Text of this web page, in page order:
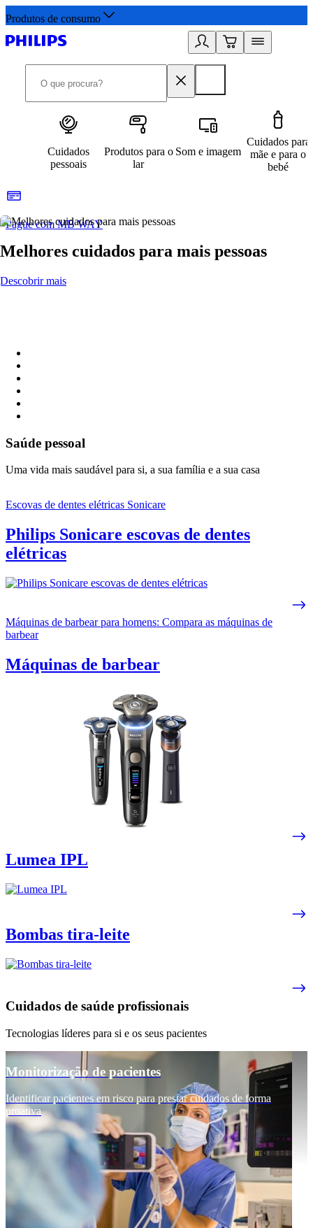
Produtos de consumo
Cuidados
pessoais
Produtos para o
lar
Som e imagem
Cuidados para
mãe e para o
bebé
Pague com MB WAY
Melhores cuidados para mais pessoas
Descobrir mais
Saúde pessoal
Uma vida mais saudável para si, a sua família e a sua casa
Escovas de dentes elétricas Sonicare
Philips Sonicare escovas de dentes
elétricas
Máquinas de barbear para homens: Compara as máquinas de
barbear
Máquinas de barbear
Lumea IPL
Bombas tira-leite
Cuidados de saúde profissionais
Tecnologias líderes para si e os seus pacientes
Monitorização de pacientes
Identificar pacientes em risco para prestar cuidados de forma
proativa